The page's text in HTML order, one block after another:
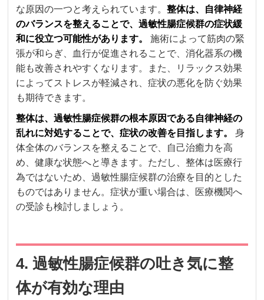
な原因の一つと考えられています。整体は、自律神経
のバランスを整えることで、過敏性腸症候群の症状緩
和に役立つ可能性があります。
施術によって筋肉の緊
張が和らぎ、血行が促進されることで、消化器系の機
能も改善されやすくなります。また、リラックス効果
によってストレスが軽減され、症状の悪化を防ぐ効果
も期待できます。
整体は、過敏性腸症候群の根本原因である自律神経の
乱れに対処することで、症状の改善を目指します。
身
体全体のバランスを整えることで、自己治癒力を高
め、健康な状態へと導きます。ただし、整体は医療行
為ではないため、過敏性腸症候群の治療を目的とした
ものではありません。症状が重い場合は、医療機関へ
の受診も検討しましょう。
4. 過敏性腸症候群の吐き気に整
体が有効な理由